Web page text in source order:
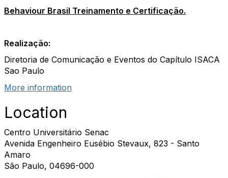
Behaviour Brasil Treinamento e Certificação.
Realização:
Diretoria de Comunicação e Eventos do Capítulo ISACA
Sao Paulo
More information
Location
Centro Universitário Senac
Avenida Engenheiro Eusébio Stevaux, 823 - Santo
Amaro
São Paulo, 04696-000